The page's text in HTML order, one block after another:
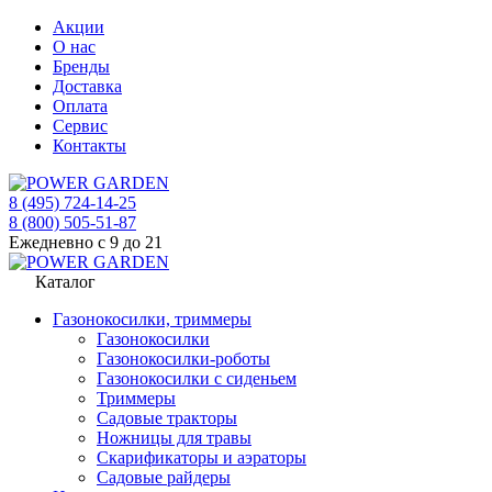
Акции
О нас
Бренды
Доставка
Оплата
Сервис
Контакты
8 (495) 724-14-25
8 (800) 505-51-87
Ежедневно с 9 до 21
Каталог
Газонокосилки, триммеры
Газонокосилки
Газонокосилки-роботы
Газонокосилки с сиденьем
Триммеры
Садовые тракторы
Ножницы для травы
Скарификаторы и аэраторы
Садовые райдеры